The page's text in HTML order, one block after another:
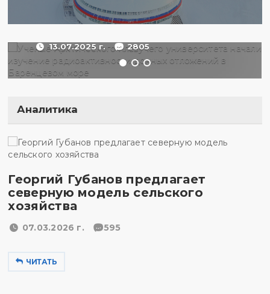
отложений в Баренцевом
13.07.2025 г. 2805
Аналитика
Георгий Губанов предлагает
северную модель сельского
хозяйства
07.03.2026 г. 595
ЧИТАТЬ